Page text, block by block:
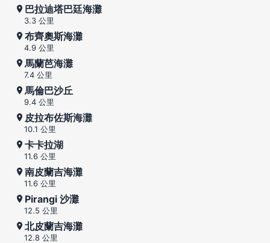
巴拉迪塔巴廷海灘
3.3 公里
布齊奧斯海灘
4.9 公里
馬蘭芭海灘
7.4 公里
馬倫巴沙丘
9.4 公里
皮拉布佐斯海灘
10.1 公里
卡卡拉湖
11.6 公里
南皮蘭吉海灘
11.6 公里
Pirangi 沙灘
12.5 公里
北皮蘭吉海灘
12.8 公里